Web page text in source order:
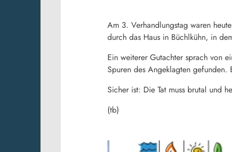
Am 3. Verhandlungstag waren
durch das Haus in Büchlkühn, in
Ein weiterer Gutachter sprach von
Spuren des Angeklagten gefunden.
Sicher ist: Die Tat muss brutal und
(tb)